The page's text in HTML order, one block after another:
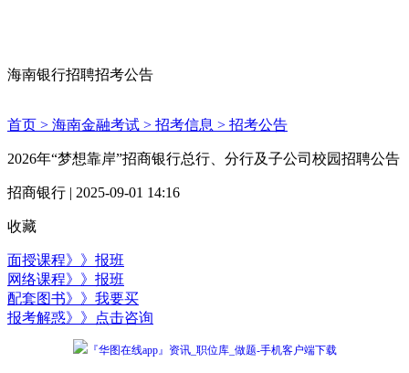
海南银行招聘招考公告
首页 > 海南金融考试 > 招考信息 > 招考公告
2026年“梦想靠岸”招商银行总行、分行及子公司校园招聘公告
招商银行 | 2025-09-01 14:16
收藏
面授课程》》报班
网络课程》》报班
配套图书》》我要买
报考解惑》》点击咨询
『华图在线app』资讯_职位库_做题-手机客户端下载